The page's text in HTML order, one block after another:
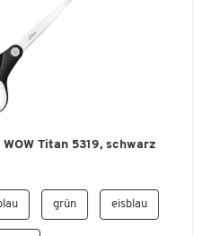
Titan 5319, schwarz
grün eisblau